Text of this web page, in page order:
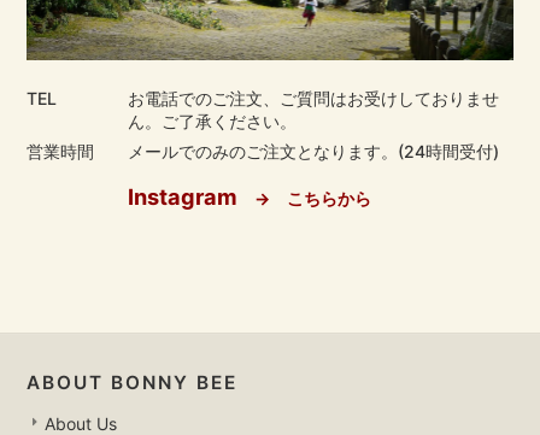
TEL
お電話でのご注文、ご質問はお受けしておりませ
ん。ご了承ください。
営業時間
メールでのみのご注文となります。(24時間受付)
Instagram → こちらから
ABOUT BONNY BEE
About Us